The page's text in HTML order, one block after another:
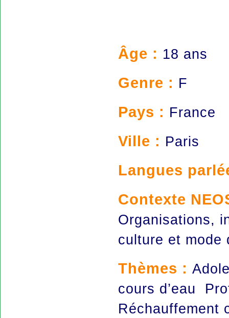
Âge : 18 ans
Genre : F
Pays : France
Ville : Paris
Langues
Contexte
Organisations,
culture et
Thèmes :
cours d’eau